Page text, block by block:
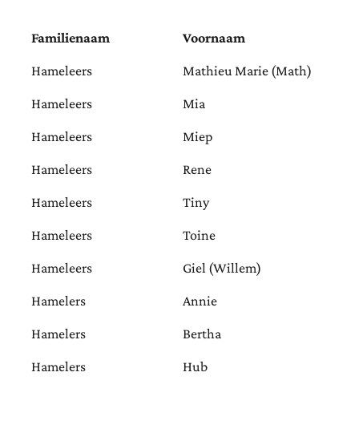
Familienaam Voornaam
Hameleers Mathieu Marie (Math)
Hameleers Mia
Hameleers Miep
Hameleers Rene
Hameleers Tiny
Hameleers Toine
Hameleers Giel (Willem)
Hamelers Annie
Hamelers Bertha
Hamelers Hub